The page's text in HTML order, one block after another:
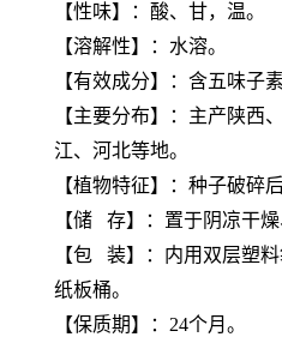
【性味】：酸、甘，温。
【溶解性】：水溶。
【有效成分】：含五味子
【主要分布】：主产陕西
江、河北等地。
【植物特征】：种子破碎
【储 存】：置于阴凉干燥
【包 装】：内用双层塑
纸板桶。
【保质期】：24个月。